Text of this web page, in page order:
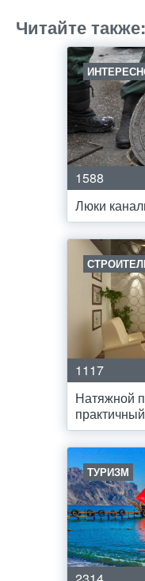
Читайте также:
1588
Люки
1117
Натяжной
практичный
ТУРИЗМ